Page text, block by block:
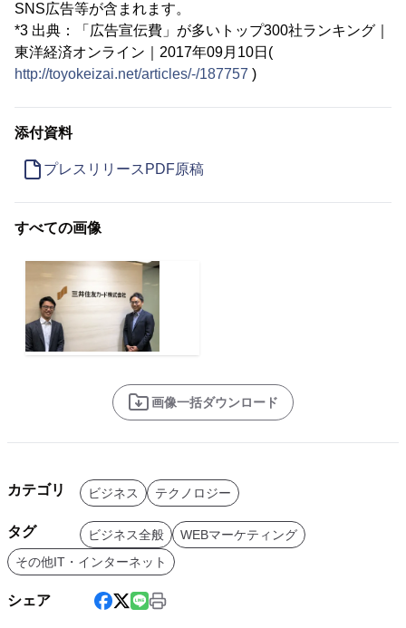
SNS広告等が含まれます。
*3 出典：「広告宣伝費」が多いトップ300社ランキング｜
東洋経済オンライン｜2017年09月10日(
http://toyokeizai.net/articles/-/187757 )
添付資料
プレスリリースPDF原稿
すべての画像
画像一括ダウンロード
カテゴリ ビジネス テクノロジー
タグ ビジネス全般
WEBマーケティング
その他IT・インターネット
シェア